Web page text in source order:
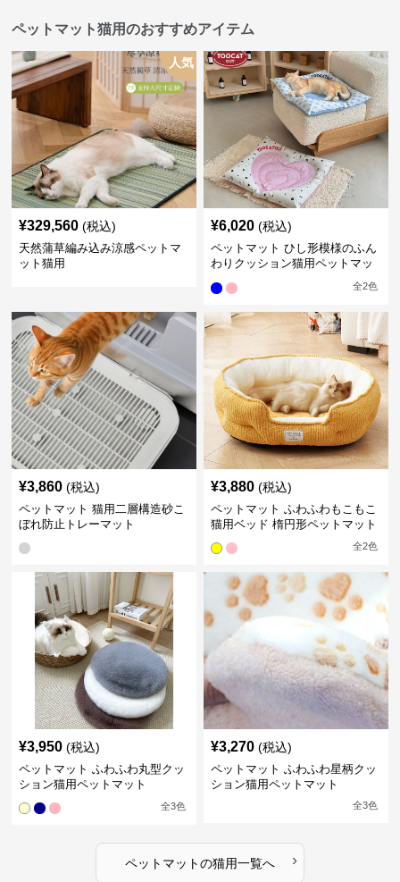
ペットマット猫用のおすすめアイテム
人気
¥329,560 (税込)
天然蒲草編み込み涼感ペットマ
ット猫用
¥6,020 (税込)
ペットマット ひし形模様のふん
わりクッション猫用ペットマッ
全2色
¥3,860 (税込)
ペットマット 猫用二層構造砂こ
ぼれ防止トレーマット
¥3,880 (税込)
ペットマット ふわふわもこもこ
猫用ベッド 楕円形ペットマット
全2色
¥3,950 (税込)
ペットマット ふわふわ丸型クッ
ション猫用ペットマット
全3色
¥3,270 (税込)
ペットマット ふわふわ星柄クッ
ション猫用ペットマット
全3色
ペットマットの猫用一覧へ ›